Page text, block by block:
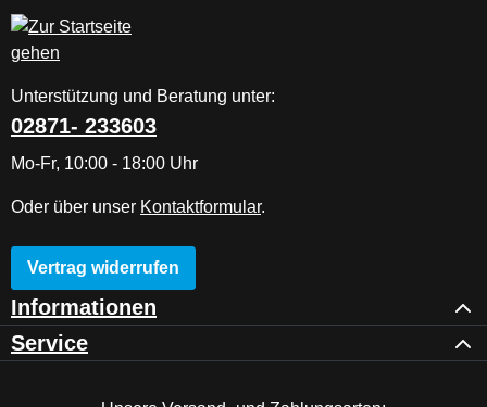
Unterstützung und Beratung unter:
02871- 233603
Mo-Fr, 10:00 - 18:00 Uhr
Oder über unser Kontaktformular.
Vertrag widerrufen
Informationen
Service